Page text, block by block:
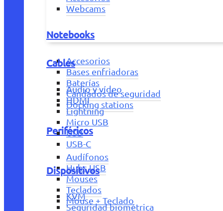
Webcams
Notebooks
Accesorios
Bases enfriadoras
Baterías
Candados de seguridad
Docking stations
Periféricos
Audífonos
Hubs USB
Mouses
Teclados
Mouse + Teclado
Cables
Audio y vídeo
HDMI
Lightning
Micro USB
USB
USB-C
Dispositivos
KVM
Seguridad biométrica